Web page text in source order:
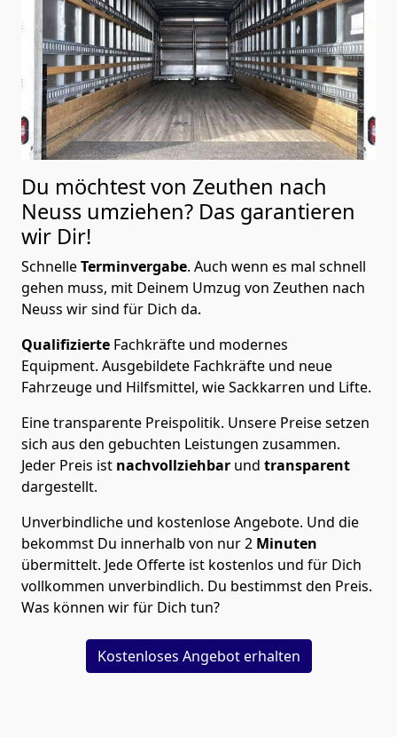
Du möchtest von Zeuthen nach
Neuss umziehen? Das garantieren
wir Dir!
SchnelleTerminvergabe. Auch wenn es mal schnell
gehen muss, mit Deinem Umzug von Zeuthen nach
Neuss wir sind für Dich da.
Qualifizierte Fachkräfte und modernes
Equipment. Ausgebildete Fachkräfte und neue
Fahrzeuge und Hilfsmittel, wie Sackkarren und Lifte.
Eine transparente Preispolitik. Unsere Preise setzen
sich aus den gebuchten Leistungen zusammen.
Jeder Preis ist nachvollziehbar und transparent
dargestellt.
Unverbindliche und kostenlose Angebote. Und die
bekommst Du innerhalb von nur2 Minuten
übermittelt. Jede Offerte ist kostenlos und für Dich
vollkommen unverbindlich. Du bestimmst den Preis.
Was können wir für Dich tun?
Kostenloses Angebot erhalten